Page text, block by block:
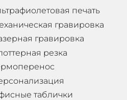
печать
гравировка
гравировка
резка
таблички